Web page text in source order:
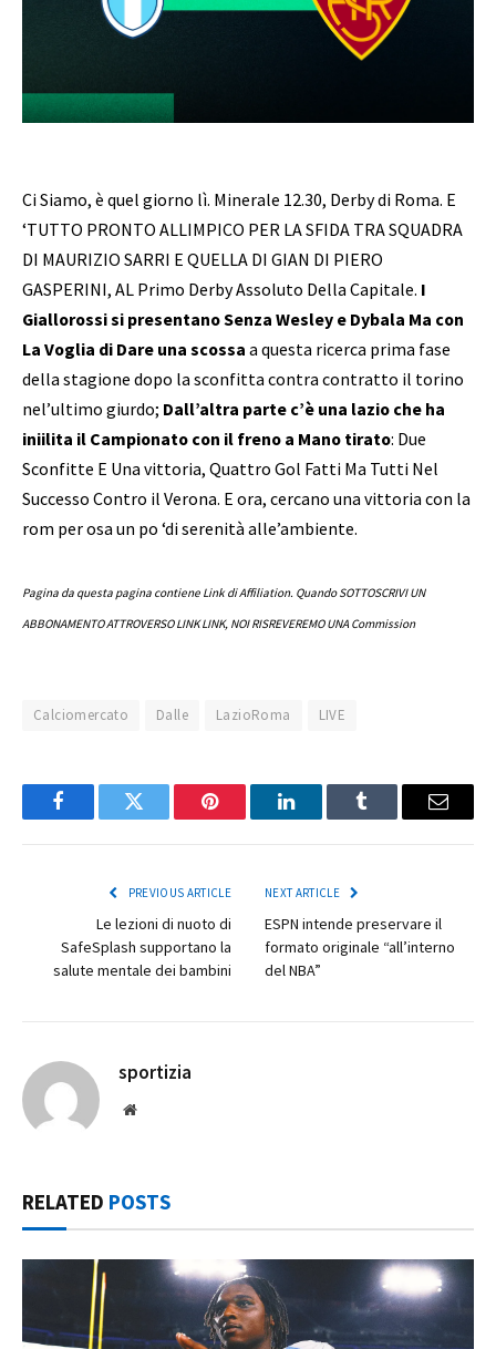
Ci Siamo, è quel giorno lì. Minerale 12.30, Derby di Roma. E
‘TUTTO PRONTO ALLIMPICO PER LA SFIDA TRA SQUADRA
DI MAURIZIO SARRI E QUELLA DI GIAN DI PIERO
GASPERINI, AL Primo Derby Assoluto Della Capitale. I
Giallorossi si presentano Senza Wesley e Dybala Ma con
La Voglia di Dare una scossa a questa ricerca prima fase
della stagione dopo la sconfitta contra contratto il torino
nel’ultimo giurdo; Dall’altra parte c’è una lazio che ha
iniilita il Campionato con il freno a Mano tirato: Due
Sconfitte E Una vittoria, Quattro Gol Fatti Ma Tutti Nel
Successo Contro il Verona. E ora, cercano una vittoria con la
rom per osa un po ‘di serenità alle’ambiente.
Pagina da questa pagina contiene Link di Affiliation. Quando SOTTOSCRIVI UN
ABBONAMENTO ATTROVERSO LINK LINK, NOI RISREVEREMO UNA Commission
Calciomercato Dalle LazioRoma LIVE
FacebookTwitter Pinterest LinkedInTumblr Email
PREVIOUS ARTICLE
Le lezioni di nuoto di
SafeSplash supportano la
salute mentale dei bambini
NEXT ARTICLE
ESPN intende preservare il
formato originale “all’interno
del NBA”
sportizia
Website
RELATED POSTS